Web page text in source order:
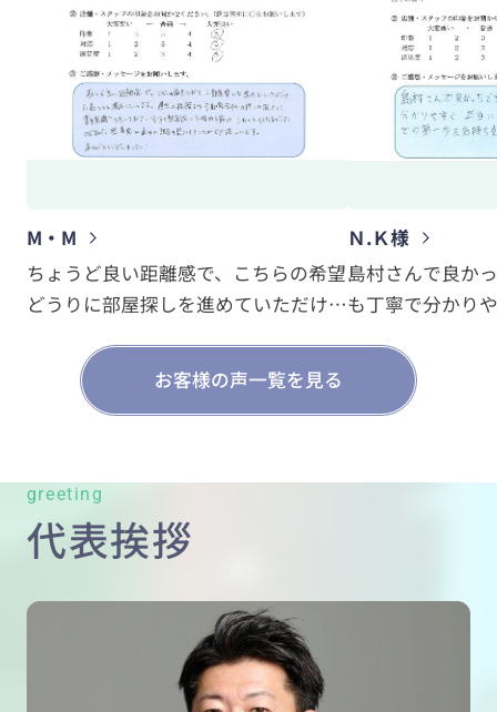
M・M
ちょうど良い距離感で、こちらの希望
どうりに部屋探しを進めていただけた
より不動産会社の押しの強さに苦手意
識を持っており、今日も部屋探しを始
とができ嬉しいです。
ありがとうございました！
Ｎ.Ｋ様
島村さんで良か
も丁寧で分かり
新天地での第一
れそうです。
お客様の声一覧を見る
greeting
代表挨拶